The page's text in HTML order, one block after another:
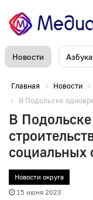
Новости
Главная Новости
В Подольске
В
социальных
Новости округа
15 июня 2023